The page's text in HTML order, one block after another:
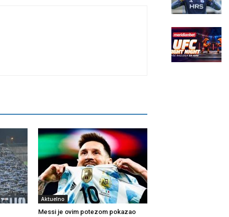
Aktuelno
Messi je ovim potezom pokazao